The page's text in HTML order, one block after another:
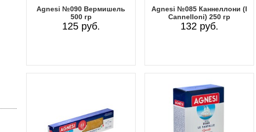
Agnesi №090 Вермишель
500 гр
125 руб.
Agnesi №085 Каннеллони (I
Cannelloni) 250 гр
132 руб.